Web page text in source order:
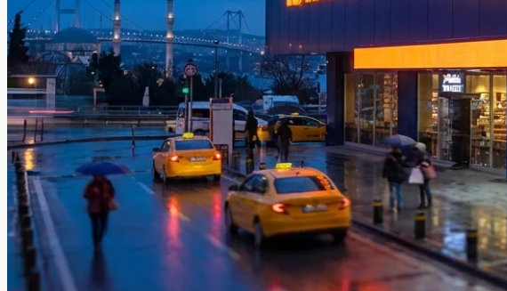
Hakkımızda
Ekibimiz
Referanslar
Galeri
Kaynaklar
Blog
SSS
Hizmetler
Araçlar
İletişim →
Blog
SSS
+90 532 372 39 32
Ücretsiz Teklif Al